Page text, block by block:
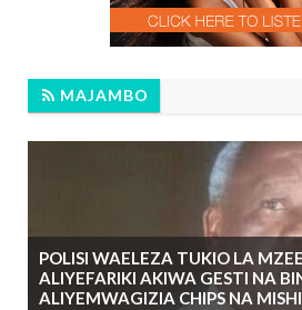
MAJAMBO
POLISI WAELEZA TUKIO LA
ALIYEFARIKI AKIWA GESTI NA
ALIYEMWAGIZIA CHIPS NA